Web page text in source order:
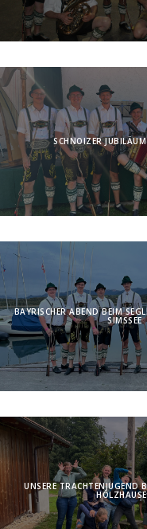
SCHNOIZER
BAYRISCHER ABEND BEIM
SIMSSEE
UNSERE TRACHTENJUGEND